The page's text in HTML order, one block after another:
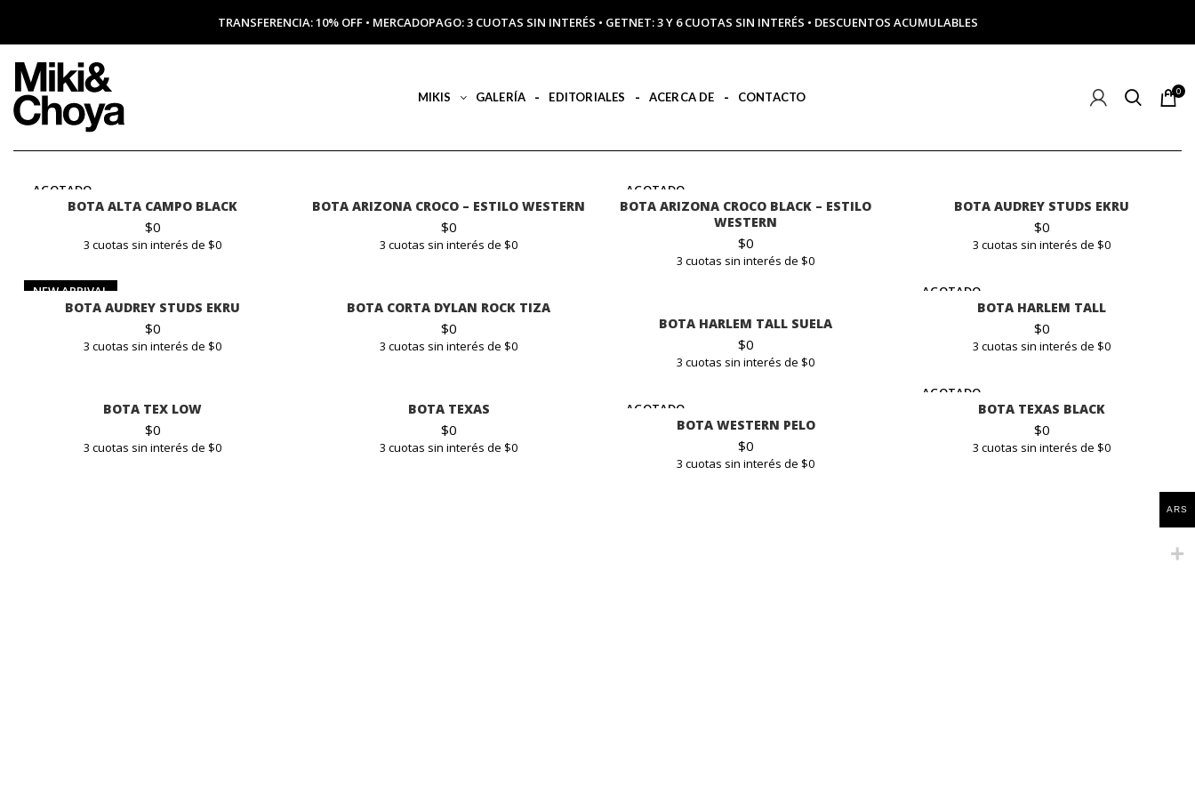
MIKIS GALERÍA EDITORIALES ACERCA DE CONTACTO 0
AGOTADO
BOTA ALTA CAMPO BLACK
$0
3 cuotas sin interés de $0
BOTA ARIZONA CROCO – ESTILO WESTERN
$0
3 cuotas sin interés de $0
AGOTADO
BOTA ARIZONA CROCO BLACK – ESTILO
WESTERN
$0
3 cuotas sin interés de $0
BOTA AUDREY STUDS EKRU
$0
3 cuotas sin interés de $0
NEW ARRIVAL
BOTA AUDREY STUDS EKRU
$0
3 cuotas sin interés de $0
BOTA CORTA DYLAN ROCK TIZA
$0
3 cuotas sin interés de $0
AGOTADO
BOTA HARLEM TALL
$0
3 cuotas sin interés de $0
BOTA HARLEM TALL SUELA
$0
3 cuotas sin interés de $0
BOTA TEX LOW
$0
3 cuotas sin interés de $0
BOTA TEXAS
$0
3 cuotas sin interés de $0
AGOTADO
BOTA TEXAS BLACK
$0
3 cuotas sin interés de $0
AGOTADO
BOTA WESTERN PELO
$0
3 cuotas sin interés de $0
ARS
TRANSFERENCIA: 10% OFF • MERCADOPAGO: 3 CUOTAS SIN INTERÉS • GETNET: 3 Y 6 CUOTAS SIN INTERÉS • DESCUENTOS ACUMULABLES